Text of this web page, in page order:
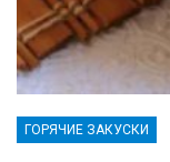
ГОРЯЧИЕ ЗАКУСКИ